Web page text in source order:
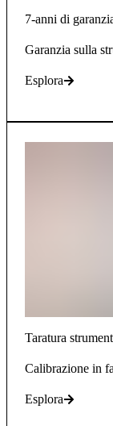
7-anni di
Garanzia sulla
Esplora
Taratura
Calibrazione in
Esplora